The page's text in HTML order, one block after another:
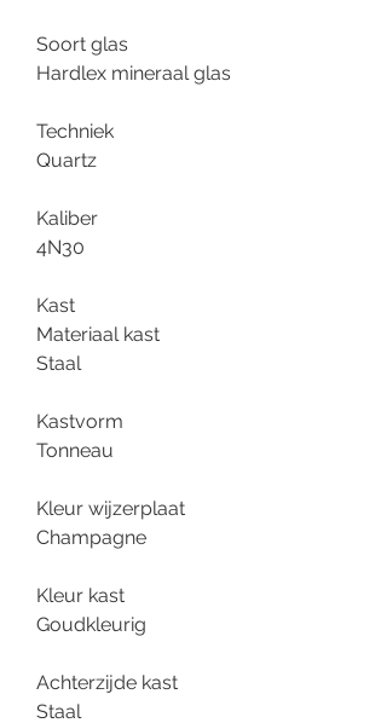
Soort glas
Hardlex mineraal glas
Techniek
Quartz
Kaliber
4N30
Kast
Materiaal kast
Staal
Kastvorm
Tonneau
Kleur wijzerplaat
Champagne
Kleur kast
Goudkleurig
Achterzijde kast
Staal